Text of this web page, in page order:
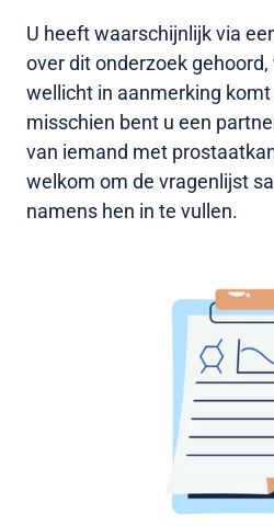
U heeft waarschijnlijk via
over dit onderzoek
wellicht in aanmerking
misschien bent u een
van iemand met
welkom om de vragenlijst
namens hen in te vullen.